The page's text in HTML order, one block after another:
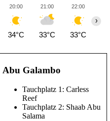
20:00
34°C
21:00
33°C
22:00
33°C
›
Abu Galambo
Tauchplatz 1: Carless
Reef
Tauchplatz 2: Shaab Abu
Salama